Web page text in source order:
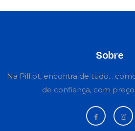
Sobre
Na Pill.pt, encontra de tudo...
de confiança, com